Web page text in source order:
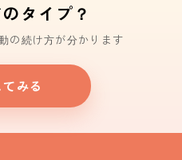
タイプ？
の続け方が分かります
みる